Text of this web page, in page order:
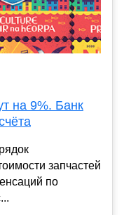
на 9%. Банк
запчастей
по